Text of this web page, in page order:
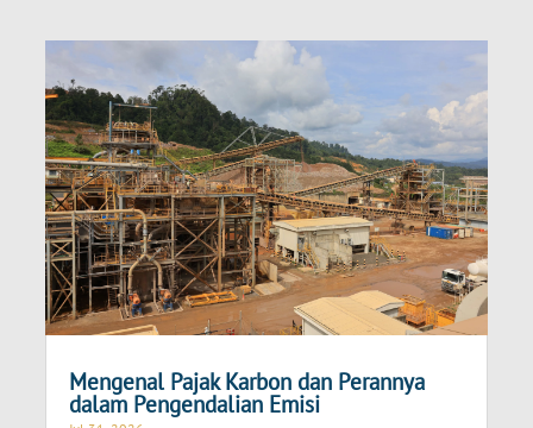
Mengenal Pajak Karbon dan Perannya
dalam Pengendalian Emisi